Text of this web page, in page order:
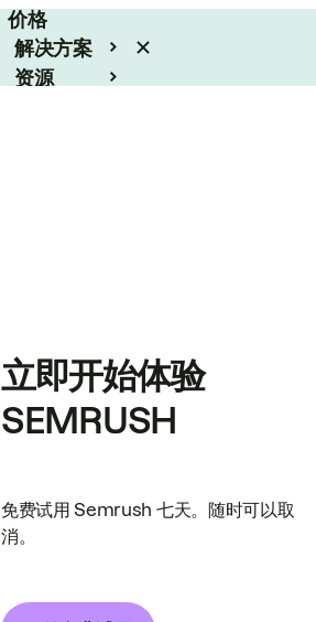
价格
解决方案
资源
立即开始体验
SEMRUSH
免费试用 Semrush 七天。随时可以取
消。